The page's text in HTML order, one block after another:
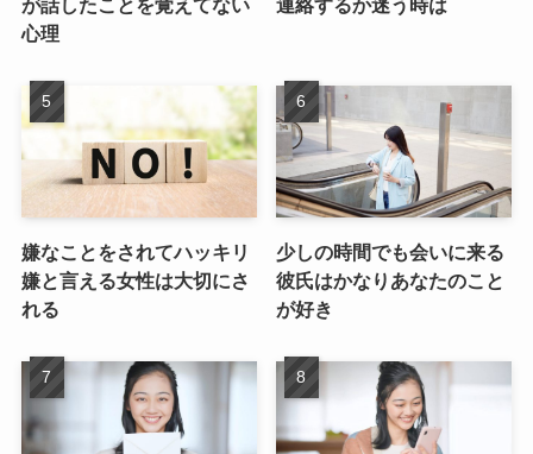
が話したことを覚えてない
心理
連絡するか迷う時は
嫌なことをされてハッキリ
嫌と言える女性は大切にさ
れる
少しの時間でも会いに来る
彼氏はかなりあなたのこと
が好き